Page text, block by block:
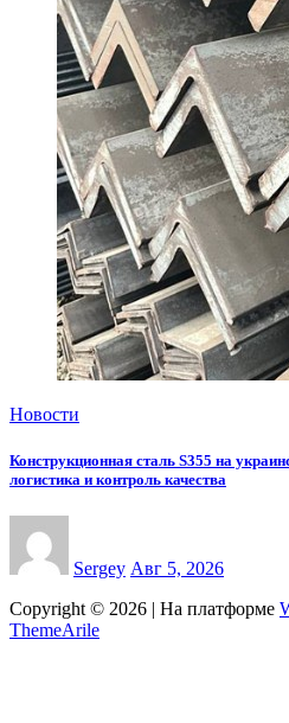
Новости
Конструкционная сталь S355 на
логистика и контроль качества
Sergey Авг 5, 2026
Copyright © 2026 | На платформе
ThemeArile